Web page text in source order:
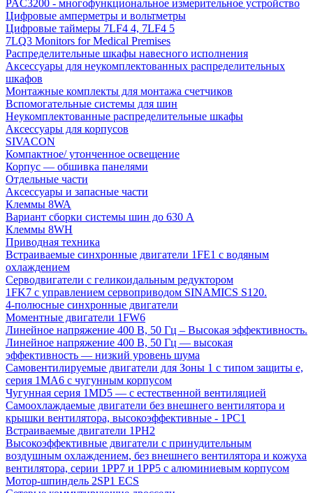
PAC3200 - многофункциональное измерительное устройство
Цифровые амперметры и вольтметры
Цифровые таймеры 7LF4 4, 7LF4 5
7LQ3 Monitors for Medical Premises
Распределительные шкафы навесного исполнения
Аксессуары для неукомплектованных распределительных
шкафов
Монтажные комплекты для монтажа счетчиков
Вспомогательные системы для шин
Неукомплектованные распределительные шкафы
Аксессуары для корпусов
SIVACON
Компактное/ утонченное освещение
Корпус — обшивка панелями
Отдельные части
Аксессуары и запасные части
Клеммы 8WA
Вариант сборки системы шин до 630 A
Клеммы 8WH
Приводная техника
Встраиваемые синхронные двигатели 1FE1 с водяным
охлаждением
Серводвигатели с геликоидальным редуктором
1FK7 с управлением сервоприводом SINAMICS S120.
4-полюсные синхронные двигатели
Моментные двигатели 1FW6
Линейное напряжение 400 В, 50 Гц – Высокая эффективность.
Линейное напряжение 400 В, 50 Гц — высокая
эффективность — низкий уровень шума
Самовентилируемые двигатели для Зоны 1 с типом защиты e,
серия 1MA6 с чугунным корпусом
Чугунная серия 1MD5 — с естественной вентиляцией
Самоохлаждаемые двигатели без внешнего вентилятора и
крышки вентилятора, высокоэффективные - 1PC1
Встраиваемые двигатели 1PH2
Высокоэффективные двигатели с принудительным
воздушным охлаждением, без внешнего вентилятора и кожуха
вентилятора, серии 1PP7 и 1PP5 с алюминиевым корпусом
Мотор-шпиндель 2SP1 ECS